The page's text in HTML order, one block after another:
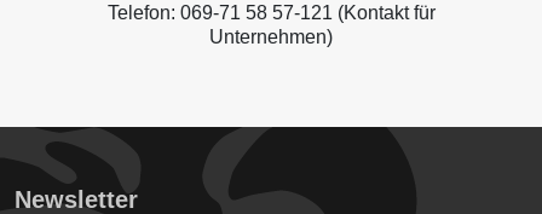
Telefon: 069-71 58 57-121 (Kontakt für
Unternehmen)
Newsletter